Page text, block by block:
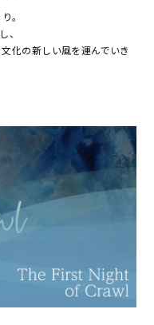
。
、
化の新しい風を運んでいき